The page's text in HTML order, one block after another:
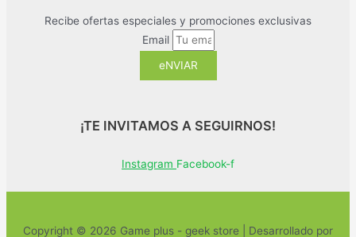
Recibe ofertas especiales y promociones exclusivas
Email
eNVIAR
¡TE INVITAMOS A SEGUIRNOS!
Instagram Facebook-f
Copyright © 2026 Game plus - geek store | Desarrollado por